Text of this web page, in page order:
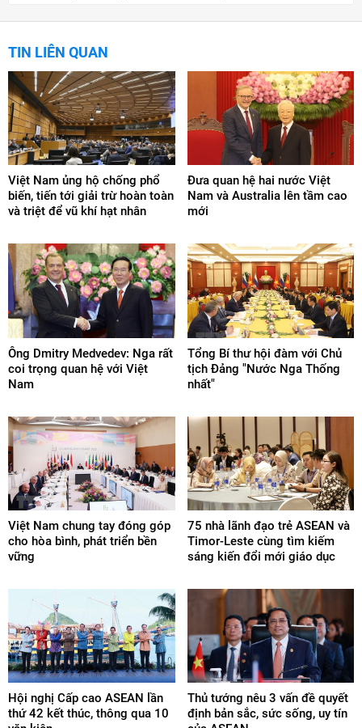
TIN LIÊN QUAN
Việt Nam ủng hộ chống phổ
biến, tiến tới giải trừ hoàn toàn
và triệt để vũ khí hạt nhân
Đưa quan hệ hai nước Việt
Nam và Australia lên tầm cao
mới
Ông Dmitry Medvedev: Nga rất
coi trọng quan hệ với Việt
Nam
Tổng Bí thư hội đàm với Chủ
tịch Đảng "Nước Nga Thống
nhất"
Việt Nam chung tay đóng góp
cho hòa bình, phát triển bền
vững
75 nhà lãnh đạo trẻ ASEAN và
Timor-Leste cùng tìm kiếm
sáng kiến đổi mới giáo dục
Hội nghị Cấp cao ASEAN lần
thứ 42 kết thúc, thông qua 10
Thủ tướng nêu 3 vấn đề quyết
định bản sắc, sức sống, uy tín